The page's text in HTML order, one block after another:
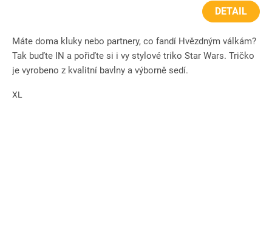
DETAIL
Máte doma kluky nebo partnery, co fandí Hvězdným válkám?
Tak buďte IN a pořiďte si i vy stylové triko Star Wars. Tričko
je vyrobeno z kvalitní bavlny a výborně sedí.
XL